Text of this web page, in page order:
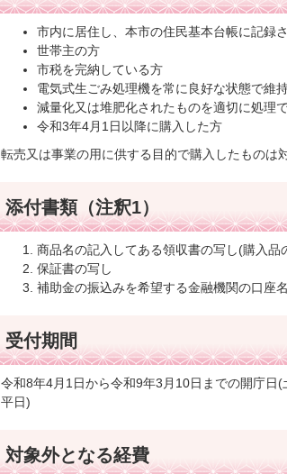
市内に居住し、本市の住民基本台帳に記録
世帯主の方
市税を完納している方
電気式生ごみ処理機を常に良好な状態で維
減量化又は堆肥化されたものを適切に処理
令和3年4月1日以降に購入した方
転売又は事業の用に供する目的で購入したものは
添付書類（注釈1）
商品名の記入してある領収書の写し(購入品
保証書の写し
補助金の振込みを希望する金融機関の口座
受付期間
令和8年4月1日から令和9年3月10日までの開庁日
平日)
対象外となる経費